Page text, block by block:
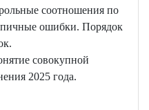
соотношения по
ошибки. Порядок
совокупной
2025 года.